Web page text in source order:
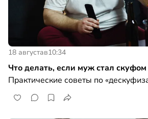
18 августав10:34
Что делать, если муж стал скуфом
Практические советы по